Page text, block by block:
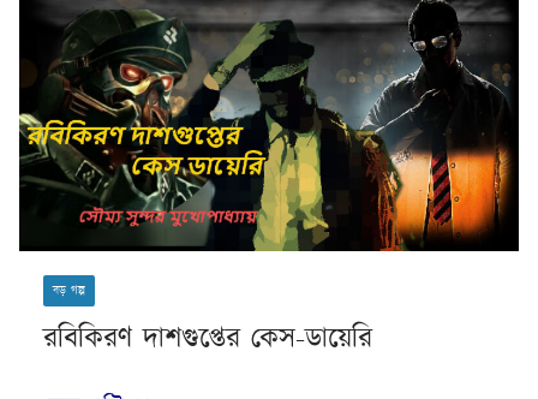
বড় গল্প
রবিকিরণ দাশগুপ্তের কেস-ডায়েরি